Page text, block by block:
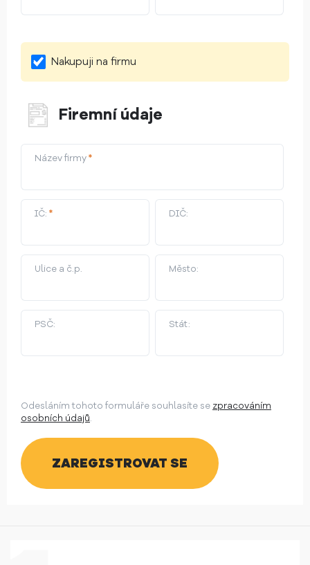
Nakupuji na firmu
Firemní údaje
Název firmy*
IČ: * DIČ:
Ulice a č.p. Město:
PSČ: Stát:
Odesláním tohoto formuláře souhlasíte se zpracováním
osobních údajů.